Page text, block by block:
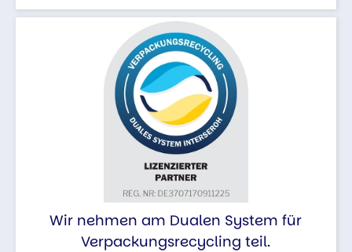
Wir nehmen am Dualen System für
Verpackungsrecycling teil.